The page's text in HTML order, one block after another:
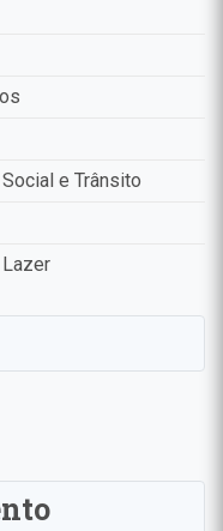
e Trânsito